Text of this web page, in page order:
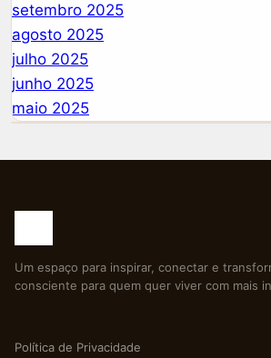
setembro 2025
agosto 2025
julho 2025
junho 2025
maio 2025
Um espaço para inspirar, conectar e
consciente para quem quer viver com mais
Política de Privacidade